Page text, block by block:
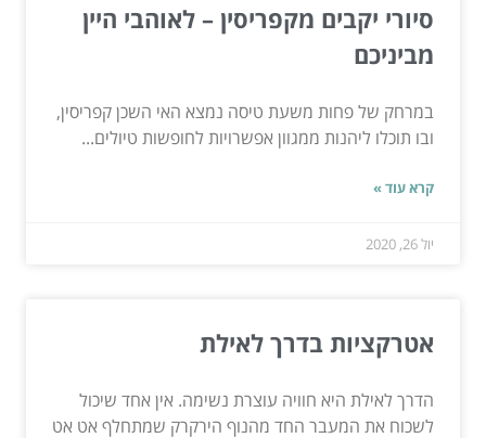
סיורי יקבים מקפריסין – לאוהבי היין
מביניכם
במרחק של פחות משעת טיסה נמצא האי השכן קפריסין,
ובו תוכלו ליהנות ממגוון אפשרויות לחופשות טיולים...
קרא עוד »
יול 26, 2020
אטרקציות בדרך לאילת
הדרך לאילת היא חוויה עוצרת נשימה. אין אחד שיכול
לשכוח את המעבר החד מהנוף הירקרק שמתחלף אט אט